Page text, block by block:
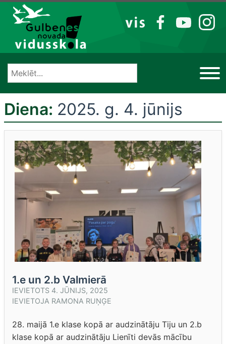
Izlaist
VIS
FB YT IG
Diena: 2025. g. 4. jūnijs
1.e un 2.b Valmierā
IEVIETOTS 4. JŪNIJS, 2025
IEVIETOJA RAMONA RUŅĢE
28. maijā 1.e klase kopā ar audzinātāju Tiju un 2.b
klase kopā ar audzinātāju Lienīti devās mācību